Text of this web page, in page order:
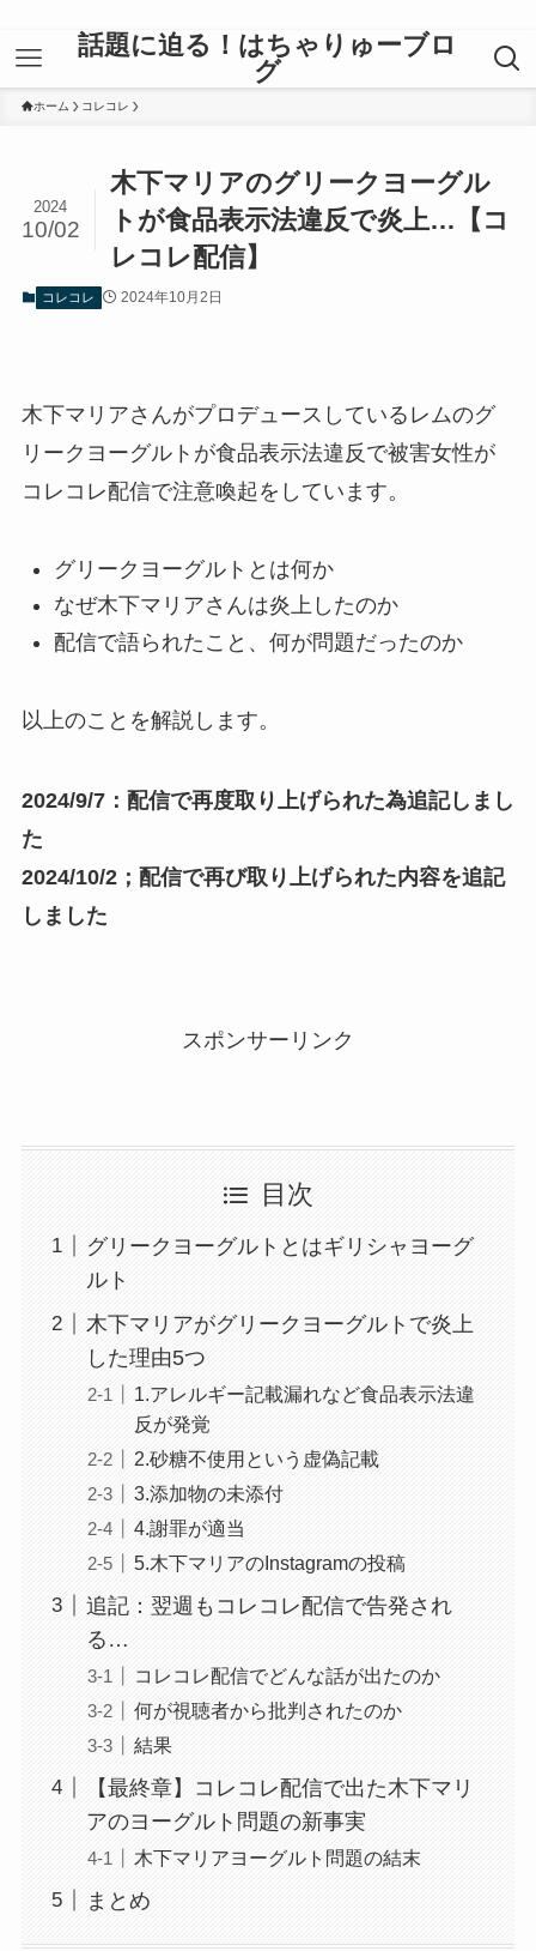
話題に迫る！はちゃりゅーブロ
グ
ホーム コレコレ
木下マリアのグリークヨーグル
トが食品表示法違反で炎上…【コ
レコレ配信】
2024
10/02
コレコレ 2024年10月2日
木下マリアさんがプロデュースしているレムのグ
リークヨーグルトが食品表示法違反で被害女性が
コレコレ配信で注意喚起をしています。
グリークヨーグルトとは何か
なぜ木下マリアさんは炎上したのか
配信で語られたこと、何が問題だったのか
以上のことを解説します。
2024/9/7：配信で再度取り上げられた為追記しまし
た
2024/10/2；配信で再び取り上げられた内容を追記
しました
スポンサーリンク
目次
グリークヨーグルトとはギリシャヨーグ
ルト
木下マリアがグリークヨーグルトで炎上
した理由5つ
1.アレルギー記載漏れなど食品表示法違
反が発覚
2.砂糖不使用という虚偽記載
3.添加物の未添付
4.謝罪が適当
5.木下マリアのInstagramの投稿
追記：翌週もコレコレ配信で告発され
る…
コレコレ配信でどんな話が出たのか
何が視聴者から批判されたのか
結果
【最終章】コレコレ配信で出た木下マリ
アのヨーグルト問題の新事実
木下マリアヨーグルト問題の結末
まとめ